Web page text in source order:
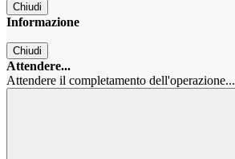
Chiudi
Informazione
Chiudi
Attendere...
Attendere il completamento dell'operazione...